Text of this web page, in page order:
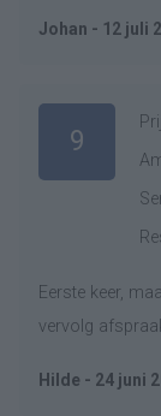
Johan - 12 juli
9
Eerste keer,
vervolg
Hilde - 24 juni